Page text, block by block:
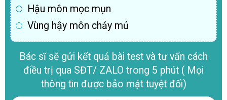
Hậu môn mọc mụn
Vùng hậy môn chảy mủ
Bác sĩ sẽ gửi kết quả bài test và tư vấn cách
điều trị qua SĐT/ ZALO trong 5 phút ( Mọi
thông tin được bảo mật tuyệt đối)